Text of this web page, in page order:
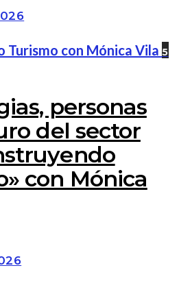
5
personas
del sector
con Mónica